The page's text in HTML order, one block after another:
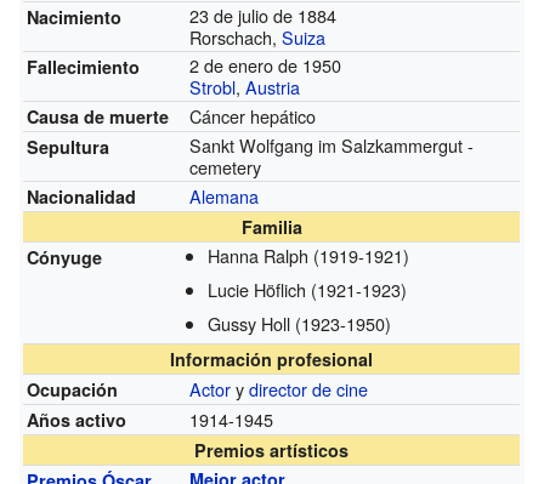
Nacimiento
23 de julio de 1884
Rorschach,Suiza
Fallecimiento
2 de enero de 1950
Strobl,Austria
Causa de muerte Cáncer hepático
Sepultura
Sankt Wolfgang im Salzkammergut -
cemetery
Nacionalidad Alemana
Familia
Cónyuge
Hanna Ralph (1919-1921)
Lucie Höflich (1921-1923)
Gussy Holl (1923-1950)
Información profesional
Ocupación
Actorydirector de cine
Años activo 1914-1945
Premios artísticos
Mejor actor